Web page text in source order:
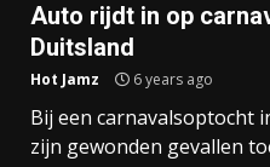
Auto rijdt in op
Duitsland
Hot Jamz 6 years ago
Bij een carnavalsoptocht
zijn gewonden gevallen